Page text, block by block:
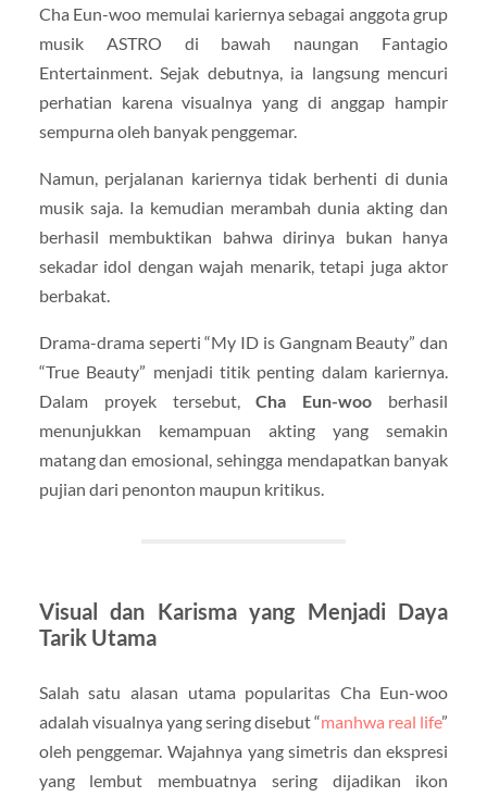
Cha Eun-woo memulai kariernya sebagai anggota grup
musik ASTRO di bawah naungan Fantagio
Entertainment. Sejak debutnya, ia langsung mencuri
perhatian karena visualnya yang di anggap hampir
sempurna oleh banyak penggemar.
Namun, perjalanan kariernya tidak berhenti di dunia
musik saja. Ia kemudian merambah dunia akting dan
berhasil membuktikan bahwa dirinya bukan hanya
sekadar idol dengan wajah menarik, tetapi juga aktor
berbakat.
Drama-drama seperti “My ID is Gangnam Beauty” dan
“True Beauty” menjadi titik penting dalam kariernya.
Dalam proyek tersebut,Cha Eun-woo berhasil
menunjukkan kemampuan akting yang semakin
matang dan emosional, sehingga mendapatkan banyak
pujian dari penonton maupun kritikus.
Visual dan Karisma yang Menjadi Daya
Tarik Utama
Salah satu alasan utama popularitas Cha Eun-woo
adalah visualnya yang sering disebut “manhwa real life”
oleh penggemar. Wajahnya yang simetris dan ekspresi
yang lembut membuatnya sering dijadikan ikon